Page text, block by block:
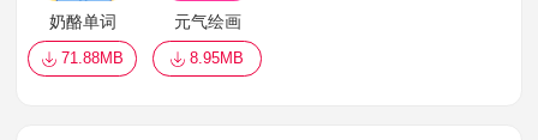
奶酪单词
71.88MB
元气绘画
8.95MB